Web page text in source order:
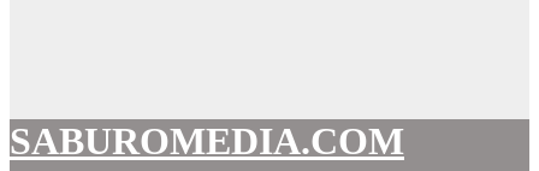
SABUROMEDIA.COM